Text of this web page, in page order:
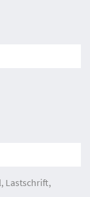
Lastschrift,